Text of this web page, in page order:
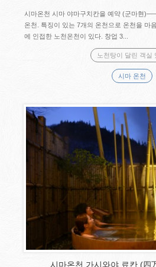
시마온천 시마 야마구치칸을 예약 (군마현
온천. 특징이 있는 7개의 온천으로 온천을 마
에 인접한 노천온천이 있다. 창업 3...
노천탕이 달린 객실
시마 온천
시마온천 가시와야 료칸 (四